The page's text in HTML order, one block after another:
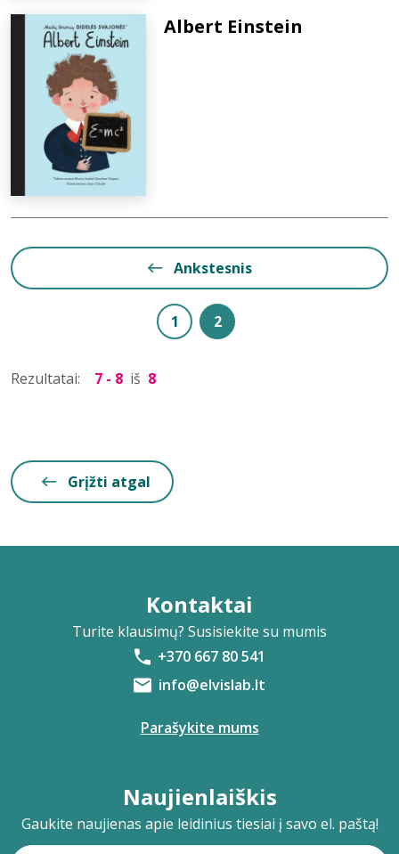
Albert Einstein
Ankstesnis
1 2
Rezultatai: 7 - 8 iš 8
Grįžti atgal
Kontaktai
Turite klausimų? Susisiekite su mumis
+370 667 80 541
info@elvislab.lt
Parašykite mums
Naujienlaiškis
Gaukite naujienas apie leidinius tiesiai į savo el. paštą!